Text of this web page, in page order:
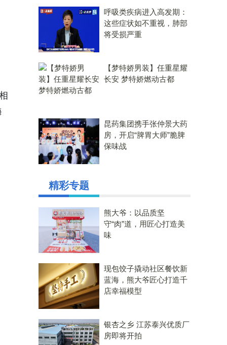
呼吸类疾病进入高发期：
这些症状如不重视，肺部
将受损严重
【梦特娇男装】任重星耀
长安 梦特娇燃动古都
昆药集团携手张仲景大药
房，开启“脾胃大师”脆脾
保味战
精彩专题
熊大爷：以品质坚
守“肉”道，用匠心打造美
味
现包饺子撬动社区餐饮新
蓝海，熊大爷匠心打造千
店幸福模型
银杏之乡 江苏泰兴优质厂
房即将开拍